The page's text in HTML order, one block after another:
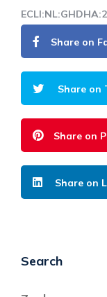
Share on
Share on
Share on
Share on
Search